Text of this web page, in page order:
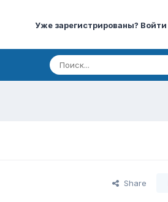
Уже зарегистрированы? Войти
Share